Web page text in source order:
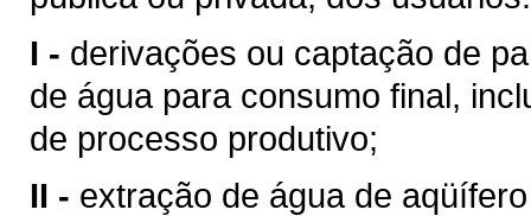
I - derivações ou captação de
de água para consumo final,
de processo produtivo;
II - extração de água de